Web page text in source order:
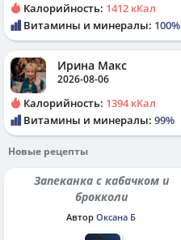
Калорийность: 1412 кКал
Витамины и минералы: 100%
Ирина Макс
2026-08-06
Калорийность: 1394 кКал
Витамины и минералы: 99%
Новые рецепты
Запеканка с кабачком и
брокколи
Автор Оксана Б